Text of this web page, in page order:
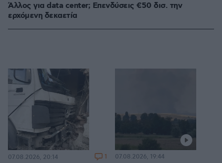
Άλλος για data center; Επενδύσεις €50 δισ. την
ερχόμενη δεκαετία
07.08.2026, 20:14 1 07.08.2026, 19:44